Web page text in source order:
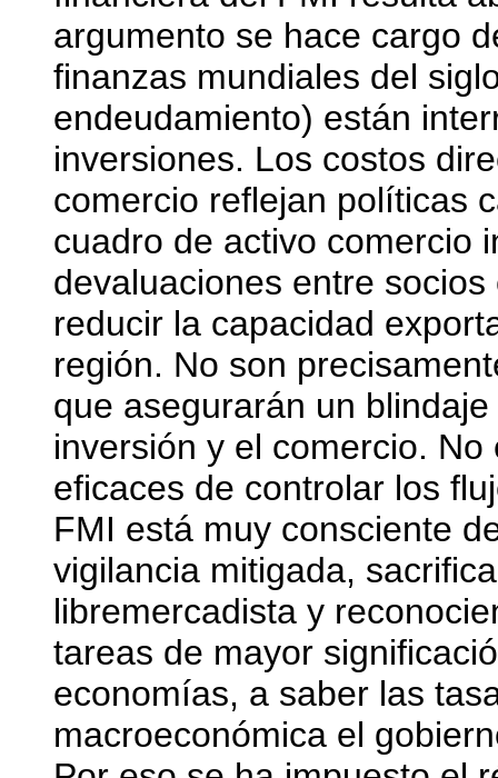
argumento se hace cargo
finanzas mundiales del
endeudamiento) están
inversiones. Los costos
comercio reflejan políticas
cuadro de activo comercio
devaluaciones entre
reducir la capacidad
región. No son
que asegurarán un
inversión y el comercio.
eficaces de controlar los
FMI está muy consciente
vigilancia mitigada,
libremercadista y
tareas de mayor
economías, a saber las
macroeconómica el